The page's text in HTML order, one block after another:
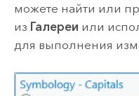
можете найти или
из Галереи или
для выполнения